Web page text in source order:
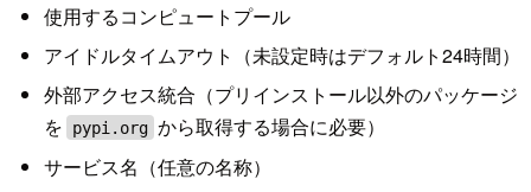
使用するコンピュートプール
アイドルタイムアウト（未設定時はデフォルト24時間）
外部アクセス統合（プリインストール以外のパッケージ
を
pypi.org から取得する場合に必要）
サービス名（任意の名称）